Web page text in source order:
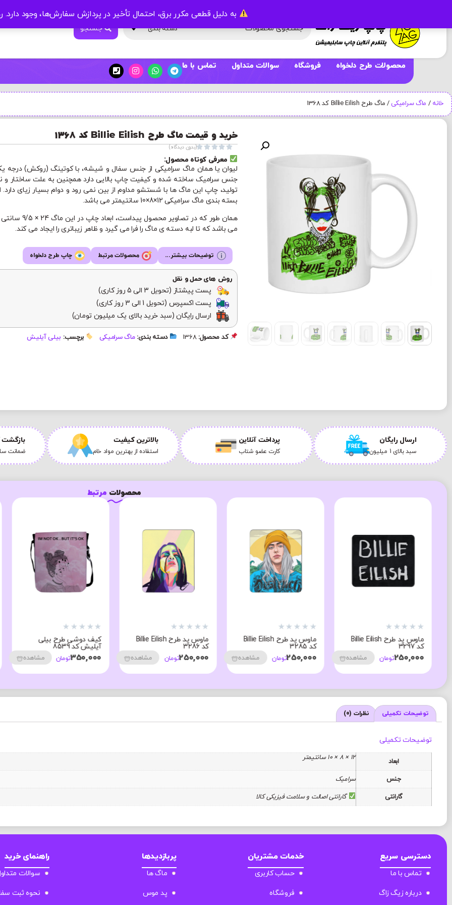
به دلیل قطعی مکرر برق، احتمال تأخیر در پردازش سفارش‌ها، وجود دارد.
دسته بندی جستجو
محصولات طرح دلخواه فروشگاه سوالات متداول تماس با ما
خانه / ماگ سرامیکی/ ماگ طرح Billie Eilish کد 1368
خرید و قیمت ماگ طرح Billie Eilish کد 1368




(بدون دیدگاه)
معرفی کوتاه محصول:
لیوان یا همان ماگ سرامیکی از جنس سفال و شیشه، با کوتینگ (روکش) درجه
جنس سرامیک ساخته شده و کیفیت چاپ بالایی دارد همچنین به علت ساختار و
تولید، چاپ این ماگ ها با شستشو مداوم از بین نمی رود و دوام بسیار زیای دارد.
بسته بندی ماگ سرامیکی 12×8×10 سانتیمتر می باشد.
همان طور که در تصاویر محصول پیداست، ابعاد
می باشد که تا لبه دسته ی ماگ را فرا می گیرد و ظاهر زیباتری را ایجاد می کند.
توضیحات بیشتر... محصولات مرتبط چاپ طرح دلخواه
روش های حمل و نقل
پست پیشتاز (تحویل 3 الی 5 روز کاری)
پست اکسپرس (تحویل 1 الی 3 روز کاری)
ارسال رایگان (سبد خرید بالای یک میلیون تومان)
کد محصول:1368 دسته بندی: ماگ سرامیکی برچسب: بیلی آیلیش
ارسال رایگان
سبد بالای 1 میلیون
پرداخت آنلاین
کارت عضو شتاب
بالاترین کیفیت
استفاده از بهترین مواد خام
بازگشت
ضمانت
محصولات مرتبط
★
★
★
★
★
ماوس پد طرح Billie Eilish
کد 3286
250,000تومان مشاهده
★
★
★
★
★
کیف دوشی طرح بیلی
آیلیش کد 8539
350,000تومان مشاهده
★
★
★
★
★
کیف دوشی طرح بیلی
آیلیش کد 8430
350,000تومان مشاهده
★
★
★
★
★
ماوس پد طرح Billie Eilish
کد 3290
250,000تومان مشاهده
توضیحات تکمیلی نظرات (0)
توضیحات تکمیلی
ابعاد 12 × 8 × 10 سانتیمتر
جنس
سرامیک
گارانتی
گارانتی اصالت و سلامت فیزیکی کالا
دسترسی سریع
تماس با ما
درباره زیگ زاگ
خدمات مشتریان
حساب کاربری
فروشگاه
پربازدیدها
ماگ ها
پد موس
راهنمای خرید
سوالات
نحوه ثبت